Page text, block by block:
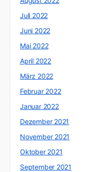
Juli 2022
Juni 2022
Mai 2022
April 2022
März 2022
Februar 2022
Januar 2022
Dezember 2021
November 2021
Oktober 2021
September 2021